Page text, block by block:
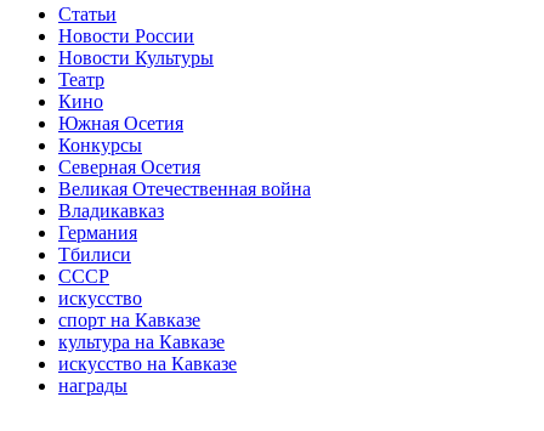
Статьи
Новости России
Новости Культуры
Театр
Кино
Южная Осетия
Конкурсы
Северная Осетия
Великая Отечественная война
Владикавказ
Германия
Тбилиси
СССР
искусство
спорт на Кавказе
культура на Кавказе
искусство на Кавказе
награды